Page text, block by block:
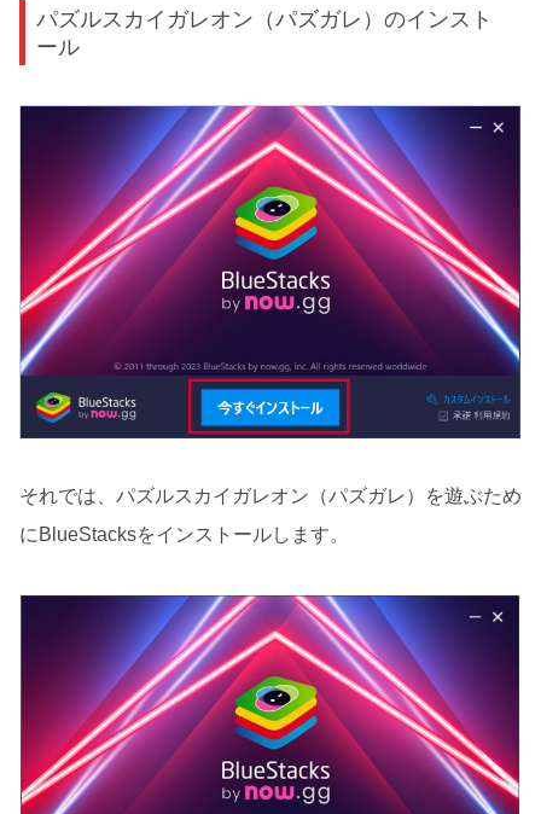
パズルスカイガレオン（パズガレ）のインスト
ール
それでは、パズルスカイガレオン（パズガレ）を遊ぶため
にBlueStacksをインストールします。